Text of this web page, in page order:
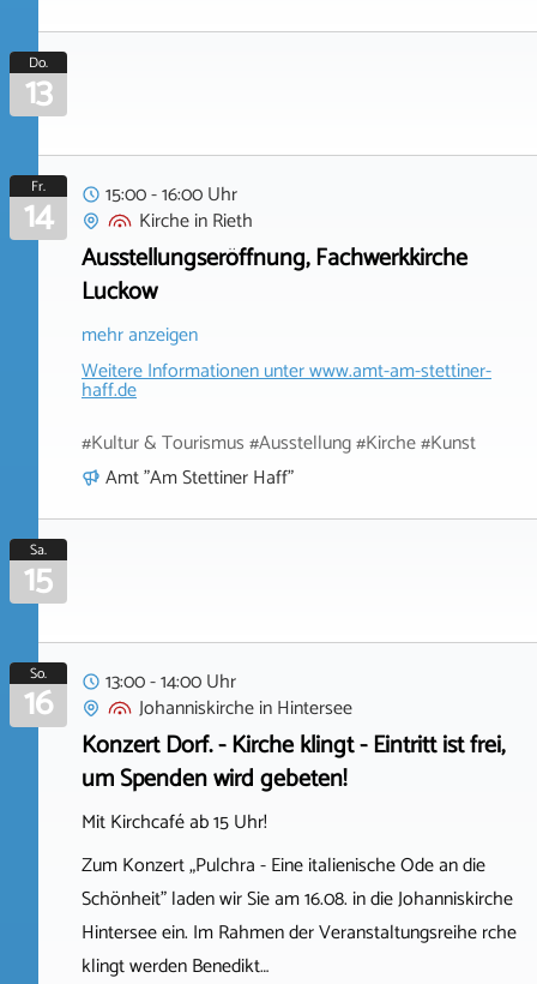
Do.
13
Fr.
14
15:00 - 16:00 Uhr
KircheinRieth
Ausstellungseröffnung, Fachwerkkirche
Luckow
mehr anzeigen
Weitere Informationen unterwww.amt-am-stettiner-
haff.de
#Kultur & Tourismus #Ausstellung #Kirche #Kunst
Amt "Am Stettiner Haff"
Sa.
15
So.
16
13:00 - 14:00 Uhr
JohanniskircheinHintersee
Konzert Dorf. - Kirche klingt - Eintritt ist frei,
um Spenden wird gebeten!
Mit Kirchcafé ab 15 Uhr!
Zum Konzert „Pulchra - Eine italienische Ode an die
Schönheit" laden wir Sie am 16.08. in die Johanniskirche
Hintersee ein. Im Rahmen der Veranstaltungsreihe rche
klingt werden Benedikt…